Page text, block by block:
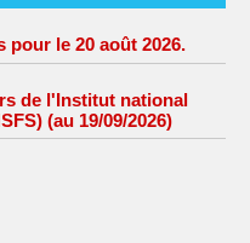
pour le 20 août 2026.
de l'Institut national
(au 19/09/2026)